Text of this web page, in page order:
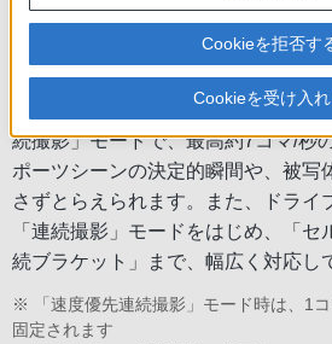
決定的な瞬間を逃さない、最
速連写
有効約1420万画素の高画素でありな
続撮影」モードで、最高約7コマ/秒
ポーツシーンの決定的瞬間や、被写
さずとらえられます。また、ドライ
「連続撮影」モードをはじめ、「セ
続ブラケット」まで、幅広く対応し
※ 「速度優先連続撮影」モード時は、1
固定されます
Cookieを拒否す
Cookieを受け入れ